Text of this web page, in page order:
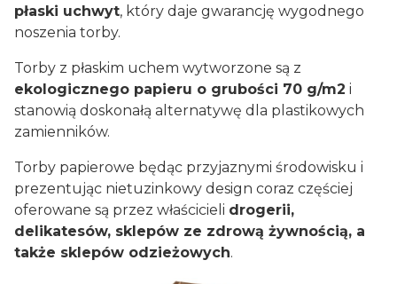
płaski uchwyt, który daje gwarancję wygodnego
noszenia torby.
Torby z płaskim uchem wytworzone są z
ekologicznego papieru o grubości 70 g/m2 i
stanowią doskonałą alternatywę dla plastikowych
zamienników.
Torby papierowe będąc przyjaznymi środowisku i
prezentując nietuzinkowy design coraz częściej
oferowane są przez właścicieli drogerii,
delikatesów, sklepów ze zdrową żywnością, a
także sklepów odzieżowych.